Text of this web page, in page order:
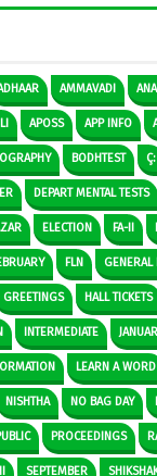
AMMAVADI
APOSS APP INFO
BODHTEST Ç:
DEPART MENTAL TESTS
ELECTION FA-II
FLN GENERAL
GREETINGS HALL TICKETS
INTERMEDIATE
LEARN A WORD
NISHTHA NO BAG DAY
PROCEEDINGS
SEPTEMBER